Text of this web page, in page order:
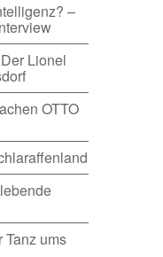
–
Lionel
OTTO
Tanz ums